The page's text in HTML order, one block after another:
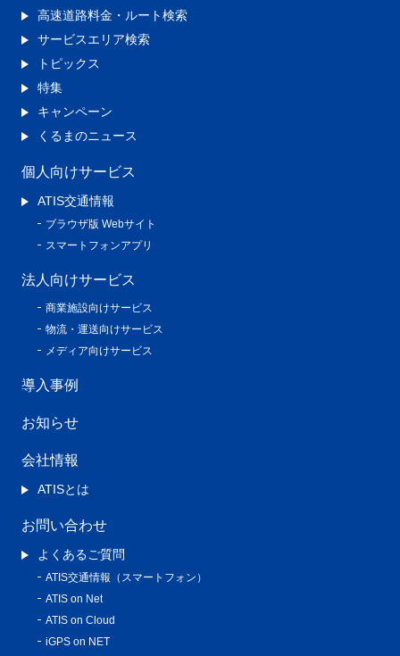
高速道路料金・ルート検索
サービスエリア検索
トピックス
特集
キャンペーン
くるまのニュース
個人向けサービス
ATIS交通情報
ブラウザ版 Webサイト
スマートフォンアプリ
法人向けサービス
商業施設向けサービス
物流・運送向けサービス
メディア向けサービス
導入事例
お知らせ
会社情報
ATISとは
お問い合わせ
よくあるご質問
ATIS交通情報（スマートフォン）
ATIS on Net
ATIS on Cloud
iGPS on NET